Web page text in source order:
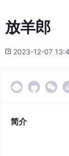
放羊郎
2023-12-07
简介